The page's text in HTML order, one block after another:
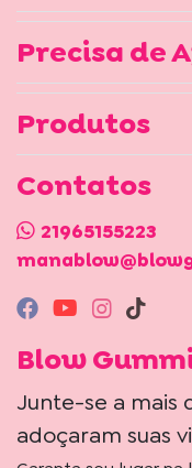
Contatos
21965155223
Precisa de
Produtos
Blow
Junte-se a mais
adoçaram suas